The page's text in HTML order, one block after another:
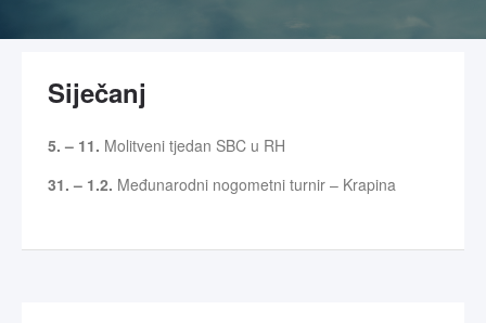
Siječanj
5. – 11. Molitveni tjedan SBC u RH
31. – 1.2. Međunarodni nogometni turnir – Krapina